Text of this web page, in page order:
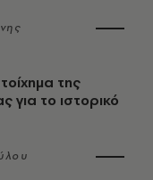
της
για το ιστορικό